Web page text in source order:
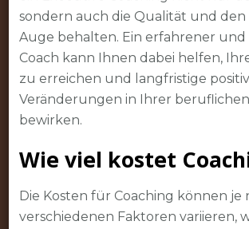
sondern auch die Qualität und
Auge behalten. Ein erfahrener
Coach kann Ihnen dabei helfen,
zu erreichen und langfristige
Veränderungen in Ihrer
bewirken.
Wie viel kostet
Die Kosten für Coaching können je
verschiedenen Faktoren variieren,